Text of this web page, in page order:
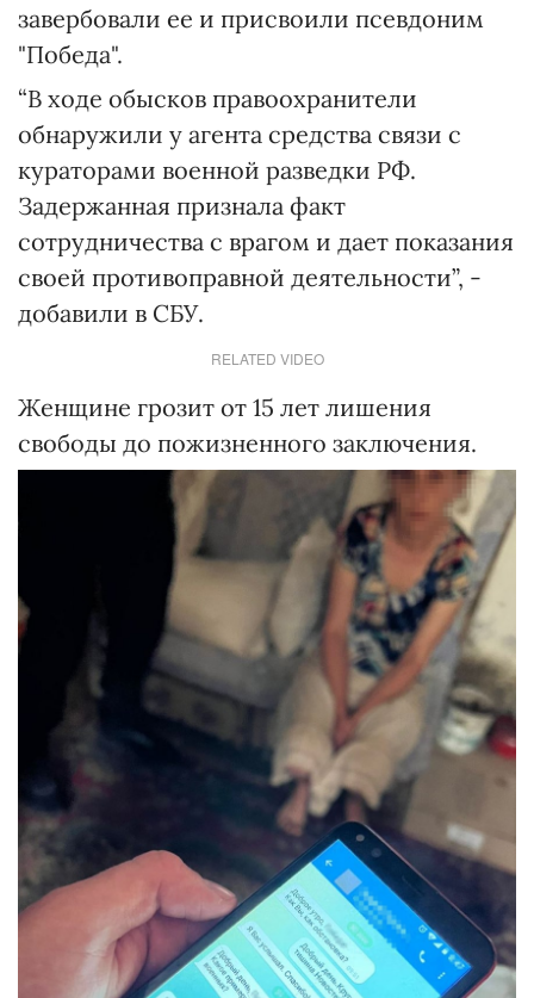
завербовали ее и присвоили псевдоним
"Победа".
“В ходе обысков правоохранители
обнаружили у агента средства связи с
кураторами военной разведки РФ.
Задержанная признала факт
сотрудничества с врагом и дает показания
своей противоправной деятельности”, -
добавили в СБУ.
RELATED VIDEO
Женщине грозит от 15 лет лишения
свободы до пожизненного заключения.